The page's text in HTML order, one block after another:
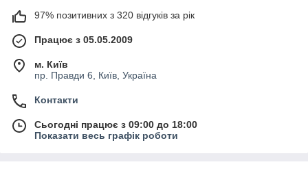
97% позитивних з 320 відгуків за рік
Працює з 05.05.2009
м. Київ
пр. Правди 6, Київ, Україна
Контакти
Сьогодні працює з 09:00 до 18:00
Показати весь графік роботи